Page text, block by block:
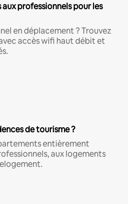
professionnels pour les
en déplacement ? Trouvez
accès wifi haut débit et
de tourisme ?
entièrement
aux logements